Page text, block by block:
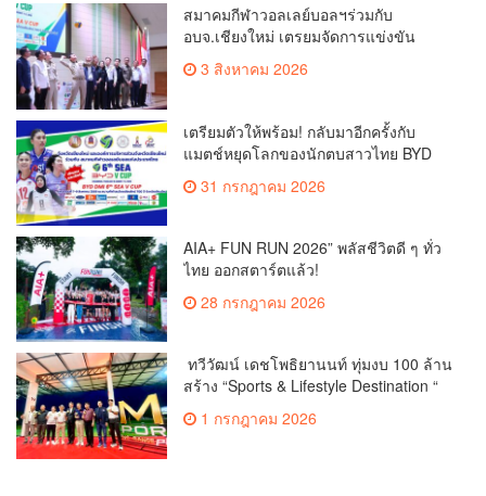
สมาคมกีฬาวอลเลย์บอลฯร่วมกับ
อบจ.เชียงใหม่ เตรยมจัดการแข่งขัน
วอลเลย์บอลหญิง BYD DMI 6th SEA V
CUP 2026 ระหว่างวันที่ 7 – 9 สิงหาคมนี้
3 สิงหาคม 2026
เตรียมตัวให้พร้อม! กลับมาอีกครั้งกับ
แมตช์หยุดโลกของนักตบสาวไทย BYD
31 กรกฎาคม 2026
AIA+ FUN RUN 2026” พลัสชีวิตดี ๆ ทั่ว
ไทย ออกสตาร์ตแล้ว!
28 กรกฎาคม 2026
ทวีวัฒน์ เดชโพธิยานนท์ ทุ่มงบ 100 ล้าน
สร้าง “Sports & Lifestyle Destination “
สนามไดรฟ์กอล์ฟแห่งใหม่
1 กรกฎาคม 2026